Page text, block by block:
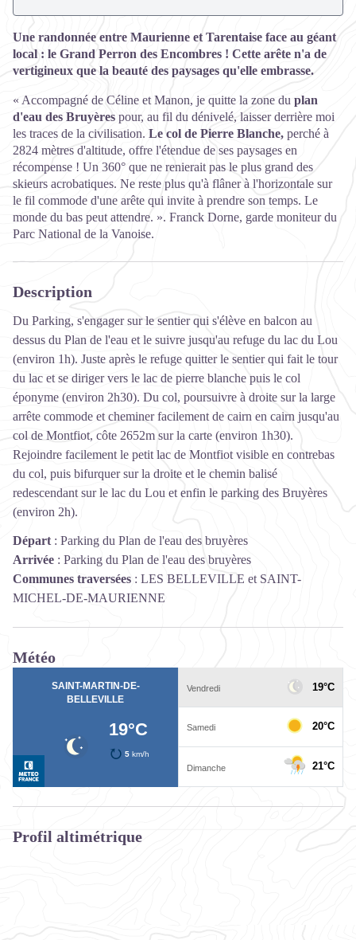
Une randonnée entre Maurienne et Tarentaise face au géant
local : le Grand Perron des Encombres ! Cette arête n'a de
vertigineux que la beauté des paysages qu'elle embrasse.
« Accompagné de Céline et Manon, je quitte la zone du plan
d'eau des Bruyères pour, au fil du dénivelé, laisser derrière moi
les traces de la civilisation. Le col de Pierre Blanche, perché à
2824 mètres d'altitude, offre l'étendue de ses paysages en
récompense ! Un 360° que ne renierait pas le plus grand des
skieurs acrobatiques. Ne reste plus qu'à flâner à l'horizontale sur
le fil commode d'une arête qui invite à prendre son temps. Le
monde du bas peut attendre. ». Franck Dorne, garde moniteur du
Parc National de la Vanoise.
Description
Du Parking, s'engager sur le sentier qui s'élève en balcon au
dessus du Plan de l'eau et le suivre jusqu'au refuge du lac du Lou
(environ 1h). Juste après le refuge quitter le sentier qui fait le tour
du lac et se diriger vers le lac de pierre blanche puis le col
éponyme (environ 2h30). Du col, poursuivre à droite sur la large
arrête commode et cheminer facilement de cairn en cairn jusqu'au
col de Montfiot, côte 2652m sur la carte (environ 1h30).
Rejoindre facilement le petit lac de Montfiot visible en contrebas
du col, puis bifurquer sur la droite et le chemin balisé
redescendant sur le lac du Lou et enfin le parking des Bruyères
(environ 2h).
Départ : Parking du Plan de l'eau des bruyères
Arrivée : Parking du Plan de l'eau des bruyères
Communes traversées : LES BELLEVILLE et SAINT-
MICHEL-DE-MAURIENNE
Météo
Profil altimétrique